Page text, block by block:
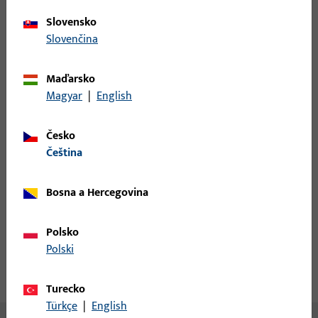
Pro získání informací o ceně nebo objednávku zboží se
Vytvořit účet
Popis produktu
Stahování
Slovensko
Slovenčina
Maďarsko
Magyar | English
Česko
čeština
Bosna a Hercegovina
Polsko
Polski
Turecko
Türkçe | English